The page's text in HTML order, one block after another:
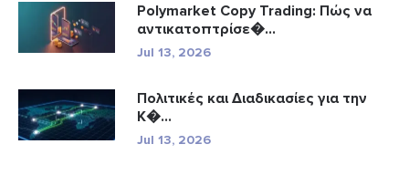
Polymarket Copy Trading: Πώς να
αντικατοπτρίσε�...
Jul 13, 2026
Πολιτικές και Διαδικασίες για την
Κ�...
Jul 13, 2026